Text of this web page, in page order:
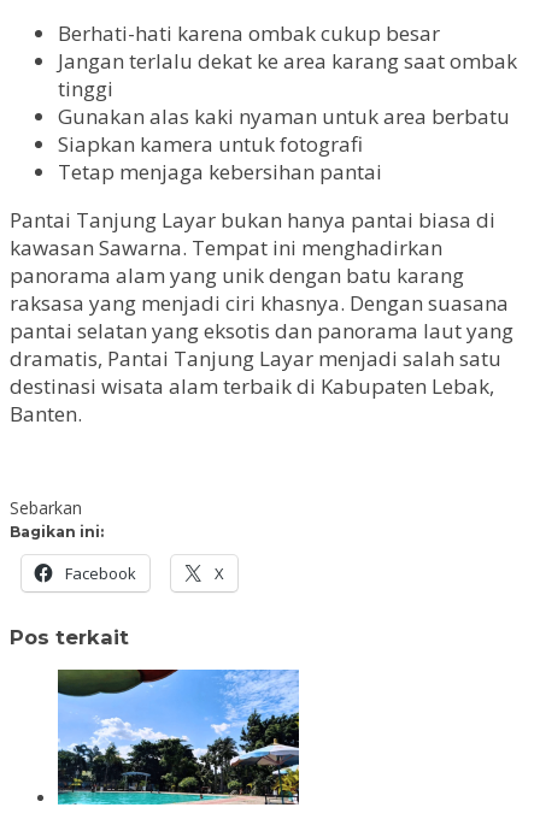
Berhati-hati karena ombak cukup besar
Jangan terlalu dekat ke area karang saat ombak
tinggi
Gunakan alas kaki nyaman untuk area berbatu
Siapkan kamera untuk fotografi
Tetap menjaga kebersihan pantai
Pantai Tanjung Layar bukan hanya pantai biasa di
kawasan Sawarna. Tempat ini menghadirkan
panorama alam yang unik dengan batu karang
raksasa yang menjadi ciri khasnya. Dengan suasana
pantai selatan yang eksotis dan panorama laut yang
dramatis, Pantai Tanjung Layar menjadi salah satu
destinasi wisata alam terbaik di Kabupaten Lebak,
Banten.
Sebarkan
Bagikan ini:
Facebook X
Pos terkait